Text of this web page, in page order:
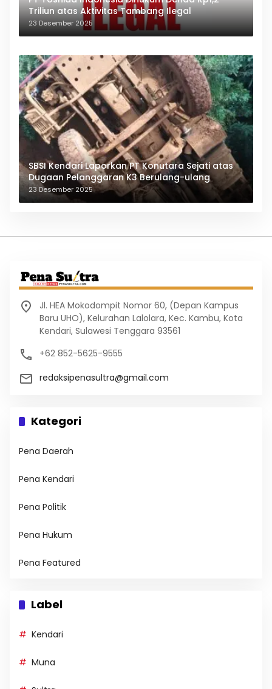
Triliun atas Aktivitas Tambang Ilegal
23 Desember 2025
SBSI Kendari Laporkan PT Konutara Sejati atas
Dugaan Pelanggaran K3 Berulang-ulang
23 Desember 2025
Jl. HEA Mokodompit Nomor 60, (Depan Kampus
Baru UHO), Kelurahan Lalolara, Kec. Kambu, Kota
Kendari, Sulawesi Tenggara 93561
+62 852-5625-9555
redaksipenasultra@gmail.com
Kategori
Pena Daerah
Pena Kendari
Pena Politik
Pena Hukum
Pena Featured
Label
Kendari
Muna